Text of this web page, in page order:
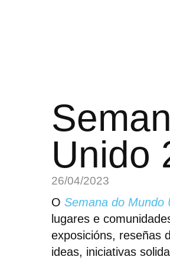
Unido
26/04/2023
OSemana do Mundo
lugares e
exposicións, reseñas
ideas, iniciativas